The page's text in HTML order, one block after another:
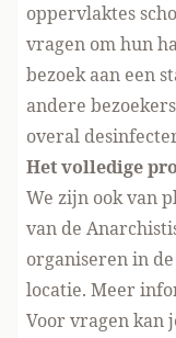
oppervlaktes
vragen om hun
bezoek aan een
andere
overal
Het volledige
We zijn ook van
van de
organiseren in
locatie. Meer
Voor vragen kan